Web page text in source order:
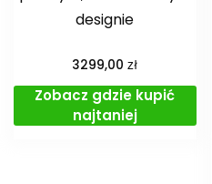
designie
3299,00zł
Zobacz gdzie kupić
najtaniej